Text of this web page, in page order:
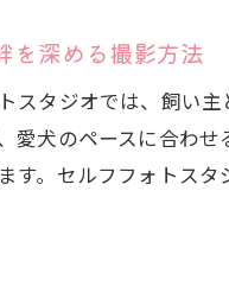
を深める撮影方法
スタジオでは、飼い
愛犬のペースに合わ
す。セルフフォトス